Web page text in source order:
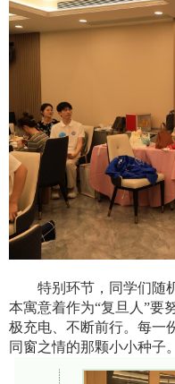
特别环节，同学们随
本寓意着作为“复旦人”要
极充电、不断前行。每一
同窗之情的那颗小小种子。